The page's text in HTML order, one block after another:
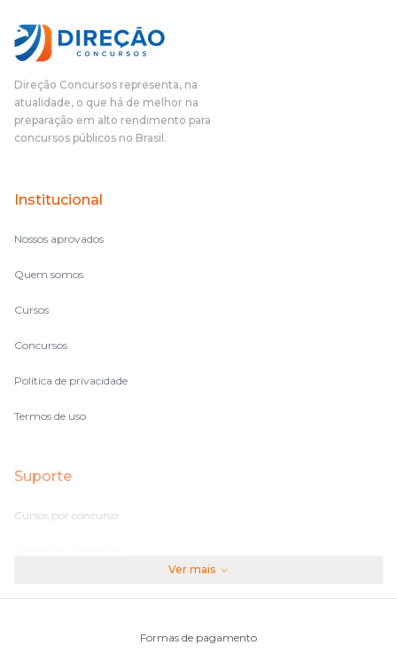
Direção Concursos representa, na
atualidade, o que há de melhor na
preparação em alto rendimento para
concursos públicos no Brasil.
Institucional
Nossos aprovados
Quem somos
Cursos
Concursos
Política de privacidade
Termos de uso
Suporte
Cursos por concurso
Ver mais
Formas de pagamento